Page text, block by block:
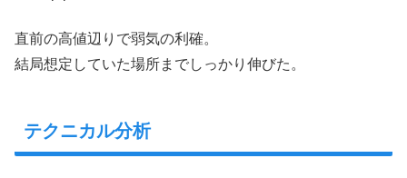
直前の高値辺りで弱気の利確。
結局想定していた場所までしっかり伸びた。
テクニカル分析